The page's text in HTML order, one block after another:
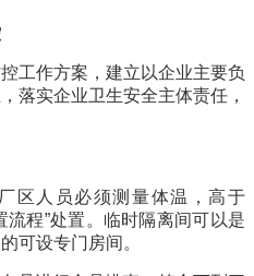
工作方案，建立以企业主要负
落实企业卫生安全主体责任，
区人员必须测量体温，高于
程”处置。临时隔离间可以是
可设专门房间。